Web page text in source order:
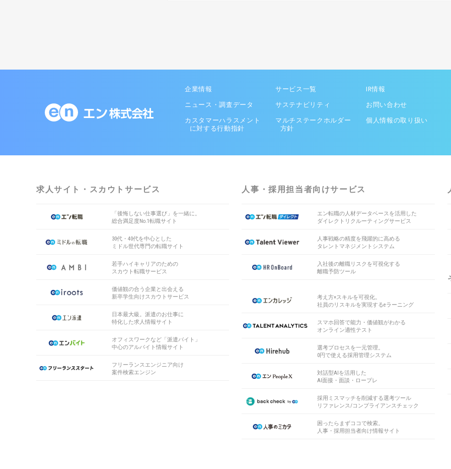
企業情報 サービス一覧 IR情報
ニュース・調査データ サステナビリティ お問い合わせ
カスタマーハラスメント
に対する行動指針
マルチステークホルダー
方針
個人情報の取り扱い
求人サイト・スカウトサービス
「後悔しない仕事選び」を一緒に。
総合満足度No.1転職サイト
30代・40代を中心とした
ミドル世代専門の転職サイト
若手ハイキャリアのための
スカウト転職サービス
価値観の合う企業と出会える
新卒学生向けスカウトサービス
日本最大級。派遣のお仕事に
特化した求人情報サイト
オフィスワークなど「派遣バイト」
中心のアルバイト情報サイト
フリーランスエンジニア向け
案件検索エンジン
人事・採用担当者向けサービス
エン転職の人材データベースを活用した
ダイレクトリクルーティングサービス
人事戦略の精度を飛躍的に高める
タレントマネジメントシステム
入社後の離職リスクを可視化する
離職予防ツール
考え方×スキルを可視化。
社員のリスキルを実現するeラーニング
スマホ回答で能力・価値観がわかる
オンライン適性テスト
選考プロセスを一元管理。
0円で使える採用管理システム
対話型AIを活用した
AI面接・面談・ロープレ
採用ミスマッチを削減する選考ツール
リファレンス/コンプライアンスチェック
困ったらまずココで検索。
人事・採用担当者向け情報サイト